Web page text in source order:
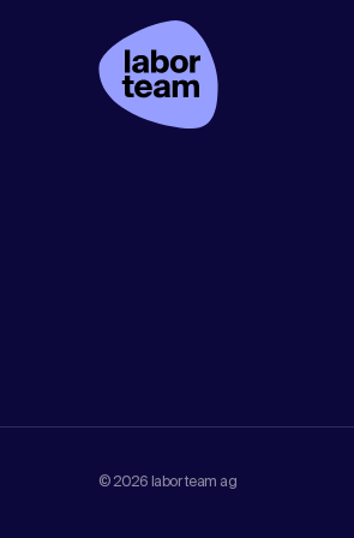
© 2026 labor team ag